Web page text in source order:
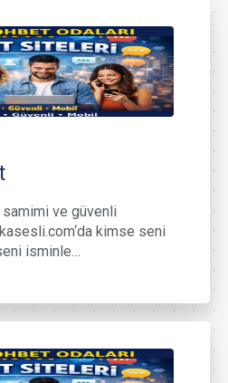
samimi ve güvenli
kimse seni
isminle…